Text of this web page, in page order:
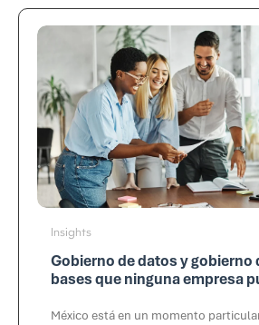
Insights
Gobierno de datos y gobierno
bases que ninguna empresa
México está en un momento